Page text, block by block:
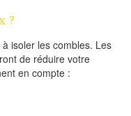
?
isoler les combles. Les
de réduire votre
en compte :